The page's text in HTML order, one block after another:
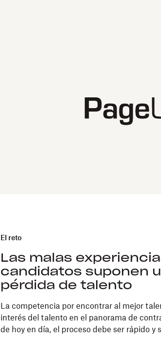
El reto
Las malas
candidatos suponen
pérdida de talento
La competencia por encontrar al mejor
interés del talento en el panorama de
de hoy en día, el proceso debe ser rápido y